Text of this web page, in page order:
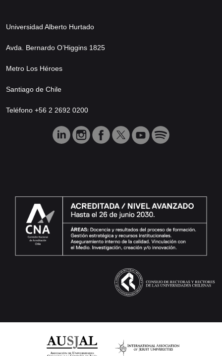
Universidad Alberto Hurtado
Avda. Bernardo O’Higgins 1825
Metro Los Héroes
Santiago de Chile
Teléfono +56 2 2692 0200